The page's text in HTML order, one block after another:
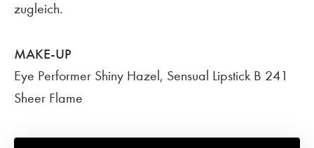
zugleich.
MAKE-UP
Eye Performer Shiny Hazel, Sensual Lipstick B 241
Sheer Flame